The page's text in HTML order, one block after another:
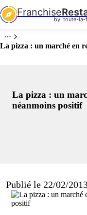
Franchise
by  toute-la-
La pizza : un marché en
La pizza : un
néanmoins positif
Publié le 22/02/